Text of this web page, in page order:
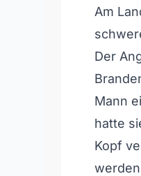
Am
Der
Mann
hatte
Kopf